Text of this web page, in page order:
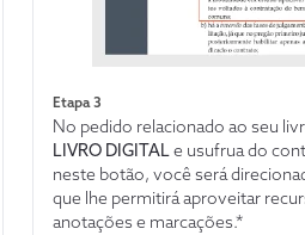
Etapa 3
No pedido relacionado ao seu
LIVRO DIGITALe usufrua do
neste botão, você será
que lhe permitirá aproveitar
anotações e marcações.*